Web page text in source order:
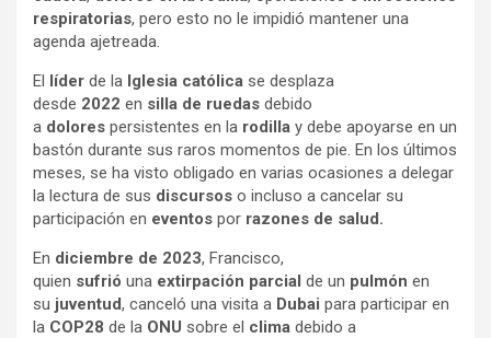
respiratorias, pero esto no le impidió mantener una
agenda ajetreada.
El líder de la Iglesia católica se desplaza
desde 2022 en silla de ruedas debido
a dolores persistentes en la rodilla y debe apoyarse en un
bastón durante sus raros momentos de pie. En los últimos
meses, se ha visto obligado en varias ocasiones a delegar
la lectura de sus discursos o incluso a cancelar su
participación en eventos por razones de salud.
En diciembre de 2023, Francisco,
quien sufrió una extirpación parcial de un pulmón en
su juventud, canceló una visita a Dubai para participar en
la COP28 de la ONU sobre el clima debido a